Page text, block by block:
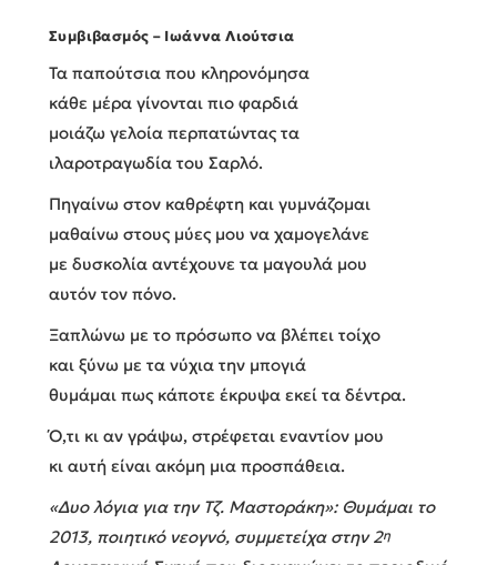
Συμβιβασμός – Ιωάννα Λιούτσια
Τα παπούτσια που κληρονόμησα
κάθε μέρα γίνονται πιο φαρδιά
μοιάζω γελοία περπατώντας τα
ιλαροτραγωδία του Σαρλό.
Πηγαίνω στον καθρέφτη και γυμνάζομαι
μαθαίνω στους μύες μου να χαμογελάνε
με δυσκολία αντέχουνε τα μαγουλά μου
αυτόν τον πόνο.
Ξαπλώνω με το πρόσωπο να βλέπει τοίχο
και ξύνω με τα νύχια την μπογιά
θυμάμαι πως κάποτε έκρυψα εκεί τα δέντρα.
Ό,τι κι αν γράψω, στρέφεται εναντίον μου
κι αυτή είναι ακόμη μια προσπάθεια.
«Δυο λόγια για την Τζ. Μαστοράκη»: Θυμάμαι το
2013, ποιητικό νεογνό, συμμετείχα στην 2η